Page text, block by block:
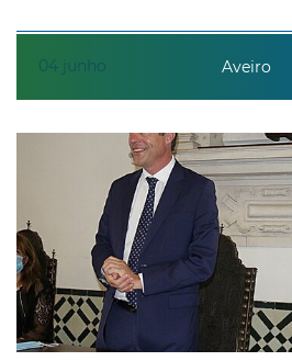
04 junho Aveiro